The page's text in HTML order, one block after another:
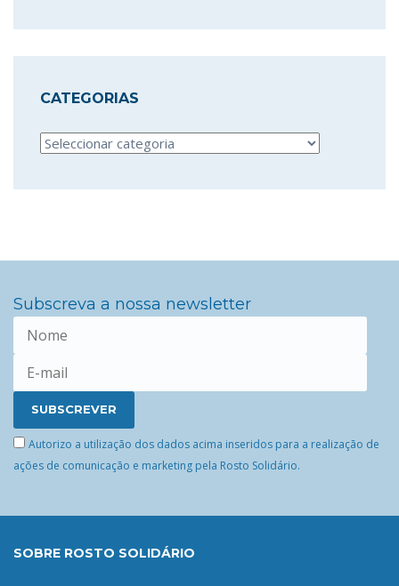
CATEGORIAS
Categorias
Subscreva a nossa newsletter
Autorizo a utilização dos dados acima inseridos para a realização de
ações de comunicação e marketing pela Rosto Solidário.
SOBRE ROSTO SOLIDÁRIO